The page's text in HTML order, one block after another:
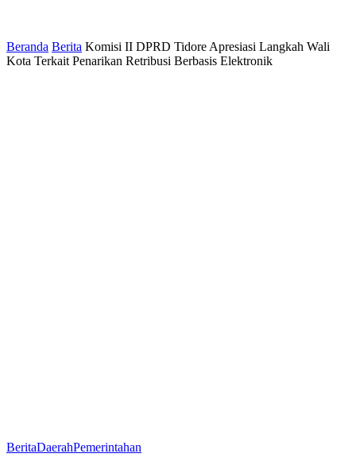
Beranda Berita Komisi II DPRD Tidore Apresiasi Langkah Wali
Kota Terkait Penarikan Retribusi Berbasis Elektronik
BeritaDaerahPemerintahan